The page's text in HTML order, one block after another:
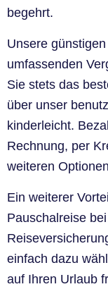
begehrt.
Unsere
umfassenden
Sie stets das
über unser
kinderleicht.
Rechnung, per
weiteren
Ein weiterer
Pauschalreise
einfach dazu
auf Ihren Urlaub